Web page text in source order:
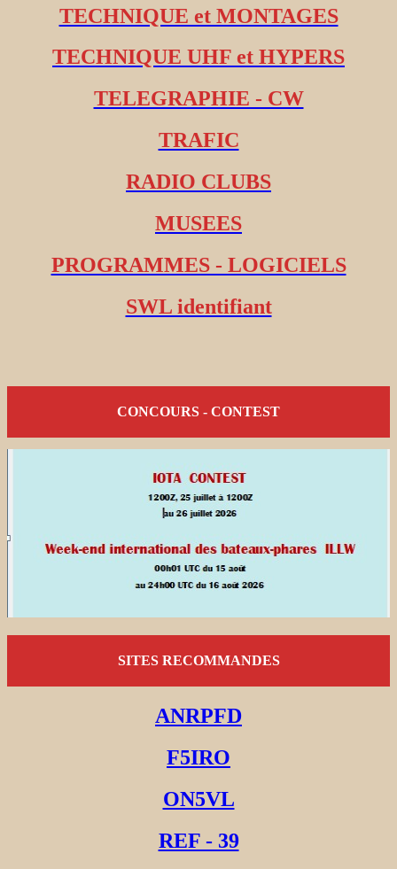
TECHNIQUE et MONTAGES
TECHNIQUE UHF et HYPERS
TELEGRAPHIE - CW
TRAFIC
RADIO CLUBS
MUSEES
PROGRAMMES - LOGICIELS
SWL identifiant
CONCOURS - CONTEST
SITES RECOMMANDES
ANRPFD
F5IRO
ON5VL
REF - 39